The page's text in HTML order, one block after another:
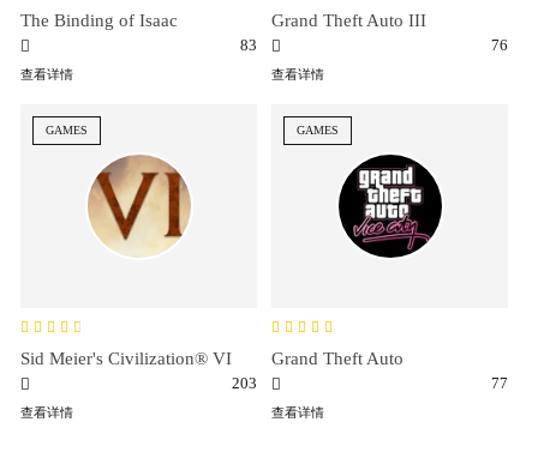
The Binding of Isaac
83
查看详情
Grand Theft Auto III
76
查看详情
GAMES
Sid Meier's Civilization® VI
203
查看详情
GAMES
Grand Theft Auto
77
查看详情